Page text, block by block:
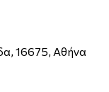
16675, Αθήνα